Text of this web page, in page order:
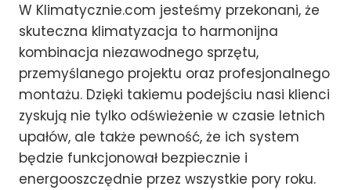
W Klimatycznie.com jesteśmy przekonani, że
skuteczna klimatyzacja to harmonijna
kombinacja niezawodnego sprzętu,
przemyślanego projektu oraz profesjonalnego
montażu. Dzięki takiemu podejściu nasi klienci
zyskują nie tylko odświeżenie w czasie letnich
upałów, ale także pewność, że ich system
będzie funkcjonował bezpiecznie i
energooszczędnie przez wszystkie pory roku.